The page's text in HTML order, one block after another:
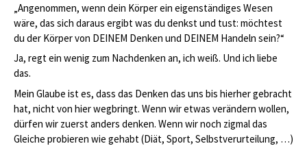
„Angenommen, wenn dein Körper ein eigenständiges Wesen
wäre, das sich daraus ergibt was du denkst und tust: möchtest
du der Körper von DEINEM Denken und DEINEM Handeln sein?“
Ja, regt ein wenig zum Nachdenken an, ich weiß. Und ich liebe
das.
Mein Glaube ist es, dass das Denken das uns bis hierher gebracht
hat, nicht von hier wegbringt. Wenn wir etwas verändern wollen,
dürfen wir zuerst anders denken. Wenn wir noch zigmal das
Gleiche probieren wie gehabt (Diät, Sport, Selbstverurteilung, …)